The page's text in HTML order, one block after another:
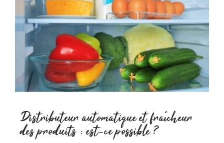
Distributeur automatique et fraîcheur
des produits : est-ce possible ?